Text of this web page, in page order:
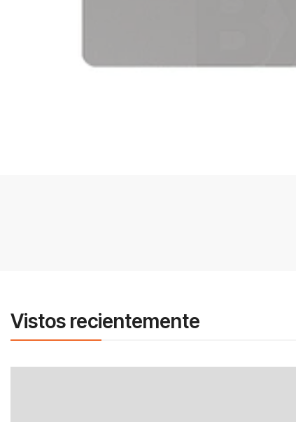
Vistos recientemente